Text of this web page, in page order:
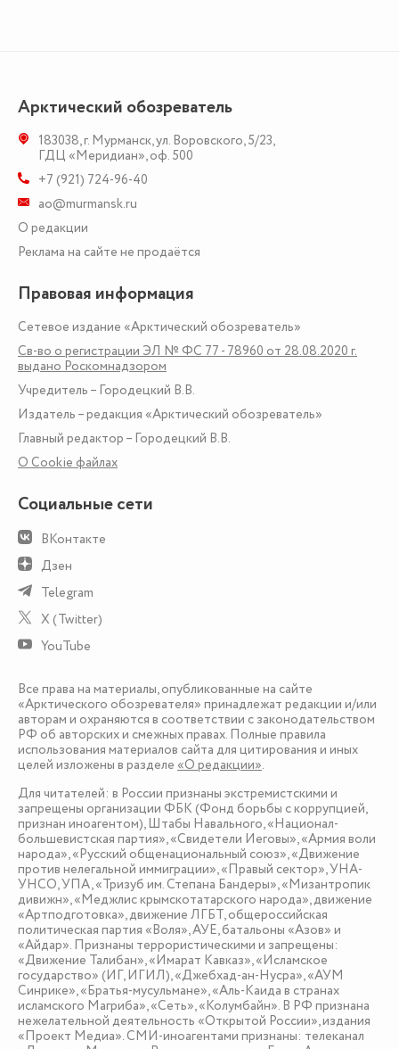
Арктический обозреватель
183038,г. Мурманск,ул. Воровского, 5/23,
ГДЦ «Меридиан», оф. 500
+7 (921) 724-96-40
ao@murmansk.ru
О редакции
Реклама на сайте не продаётся
Правовая информация
Сетевое издание «Арктический обозреватель»
Св-во о регистрации ЭЛ № ФС 77 - 78960 от 28.08.2020 г.
выдано Роскомнадзором
Учредитель – Городецкий В.В.
Издатель – редакция «Арктический обозреватель»
Главный редактор – Городецкий В.В.
О Сookie файлах
Социальные сети
ВКонтакте
Дзен
Telegram
X (Twitter)
YouTube
Все права на материалы, опубликованные на сайте
«Арктического обозревателя» принадлежат редакции и/или
авторам и охраняются в соответствии с законодательством
РФ об авторских и смежных правах. Полные правила
использования материалов сайта для цитирования и иных
целей изложены в разделе «О редакции».
Для читателей: в России признаны экстремистскими и
запрещены организации ФБК (Фонд борьбы с коррупцией,
признан иноагентом), Штабы Навального, «Национал-
большевистская партия», «Свидетели Иеговы», «Армия воли
народа», «Русский общенациональный союз», «Движение
против нелегальной иммиграции», «Правый сектор», УНА-
УНСО, УПА, «Тризуб им. Степана Бандеры», «Мизантропик
дивижн», «Меджлис крымскотатарского народа», движение
«Артподготовка», движение ЛГБТ, общероссийская
политическая партия «Воля», АУЕ, батальоны «Азов» и
«Айдар». Признаны террористическими и запрещены:
«Движение Талибан», «Имарат Кавказ», «Исламское
государство» (ИГ, ИГИЛ), «Джебхад-ан-Нусра», «АУМ
Синрике», «Братья-мусульмане», «Аль-Каида в странах
исламского Магриба», «Сеть», «Колумбайн». В РФ признана
нежелательной деятельность «Открытой России», издания
«Проект Медиа». СМИ-иноагентами признаны: телеканал